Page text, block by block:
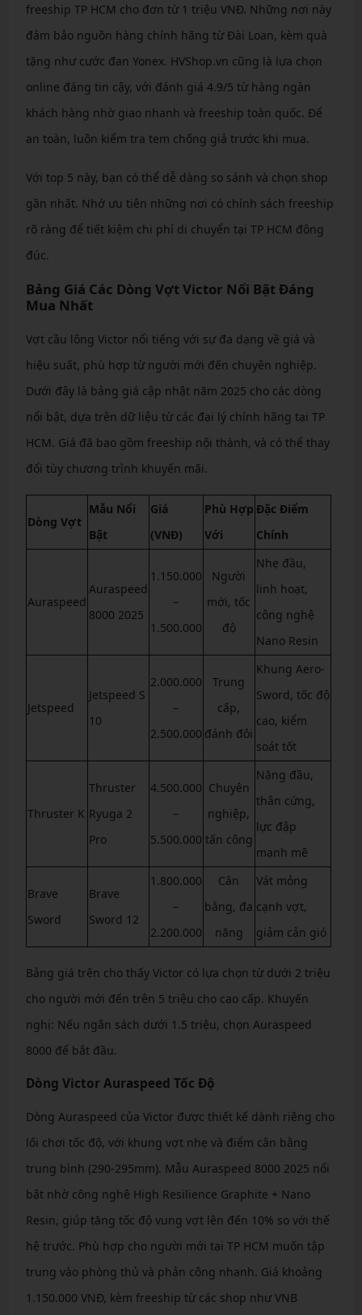
freeship TP HCM cho đơn từ 1 triệu VNĐ. Những nơi này
đảm bảo nguồn hàng chính hãng từ Đài Loan, kèm quà
tặng như cước đan Yonex. HVShop.vn cũng là lựa chọn
online đáng tin cậy, với đánh giá 4.9/5 từ hàng ngàn
khách hàng nhờ giao nhanh và freeship toàn quốc. Để
an toàn, luôn kiểm tra tem chống giả trước khi mua.
Với top 5 này, bạn có thể dễ dàng so sánh và chọn shop
gần nhất. Nhớ ưu tiên những nơi có chính sách freeship
rõ ràng để tiết kiệm chi phí di chuyển tại TP HCM đông
đúc.
Bảng Giá Các Dòng Vợt Victor Nổi Bật Đáng
Mua Nhất
Vợt cầu lông Victor nổi tiếng với sự đa dạng về giá và
hiệu suất, phù hợp từ người mới đến chuyên nghiệp.
Dưới đây là bảng giá cập nhật năm 2025 cho các dòng
nổi bật, dựa trên dữ liệu từ các đại lý chính hãng tại TP
HCM. Giá đã bao gồm freeship nội thành, và có thể thay
đổi tùy chương trình khuyến mãi.
Dòng Vợt
Mẫu Nổi
Bật
Giá
(VNĐ)
Phù Hợp
Với
Đặc Điểm
Chính
Auraspeed
Auraspeed
8000 2025
1.150.000
–
1.500.000
Người
mới, tốc
độ
Nhẹ đầu,
linh hoạt,
công nghệ
Nano Resin
Jetspeed
Jetspeed S
10
2.000.000
–
2.500.000
Trung
cấp,
đánh đôi
Khung Aero-
Sword, tốc độ
cao, kiểm
soát tốt
Thruster K
Thruster
Ryuga 2
Pro
4.500.000
–
5.500.000
Chuyên
nghiệp,
tấn công
Nặng đầu,
thân cứng,
lực đập
mạnh mẽ
Brave
Sword
Brave
Sword 12
1.800.000
–
2.200.000
Cân
bằng, đa
năng
Vát mỏng
cạnh vợt,
giảm cản gió
Bảng giá trên cho thấy Victor có lựa chọn từ dưới 2 triệu
cho người mới đến trên 5 triệu cho cao cấp. Khuyến
nghị: Nếu ngân sách dưới 1.5 triệu, chọn Auraspeed
8000 để bắt đầu.
Dòng Victor Auraspeed Tốc Độ
Dòng Auraspeed của Victor được thiết kế dành riêng cho
lối chơi tốc độ, với khung vợt nhẹ và điểm cân bằng
trung bình (290-295mm). Mẫu Auraspeed 8000 2025 nổi
bật nhờ công nghệ High Resilience Graphite + Nano
Resin, giúp tăng tốc độ vung vợt lên đến 10% so với thế
hệ trước. Phù hợp cho người mới tại TP HCM muốn tập
trung vào phòng thủ và phản công nhanh. Giá khoảng
1.150.000 VNĐ, kèm freeship từ các shop như VNB